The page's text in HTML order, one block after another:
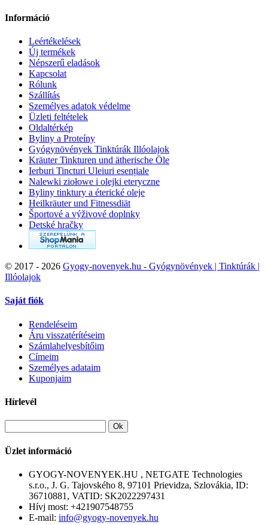
Információ
Leértékelések
Új termékek
Népszerű eladások
Kapcsolat
Rólunk
Szállítás
Személyes adatok védelme
Üzleti feltételek
Oldaltérkép
Byliny a Proteíny
Gyógynövények Tinktúrák Illóolajok
Kräuter Tinkturen und ätherische Öle
Ierburi Tincturi Uleiuri esențiale
Nalewki ziołowe i olejki eteryczne
Byliny tinktury a éterické oleje
Heilkräuter und Fitnessdiät
Športové a výživové doplnky
Detské hračky
© 2017 - 2026 Gyogy-novenyek.hu - Gyógynövények | Tinktúrák |
Illóolajok
Saját fiók
Rendeléseim
Áru visszatérítéseim
Számlahelyesbítőim
Címeim
Személyes adataim
Kuponjaim
Hírlevél
Ok
Üzlet információ
GYOGY-NOVENYEK.HU , NETGATE Technologies
s.r.o., J. G. Tajovského 8, 97101 Prievidza, Szlovákia, ID:
36710881, VATID: SK2022297431
Hívj most: +421907548755
E-mail: info@gyogy-novenyek.hu